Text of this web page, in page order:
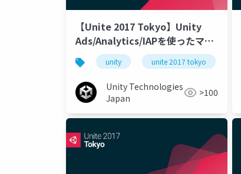
【Unite 2017 Tokyo】Unity
Ads/Analytics/IAPを使ったマネ
タイゼーションの最適化とベスト
プラクティス
unity unite 2017 tokyo
Unity Technologies
Japan
>100